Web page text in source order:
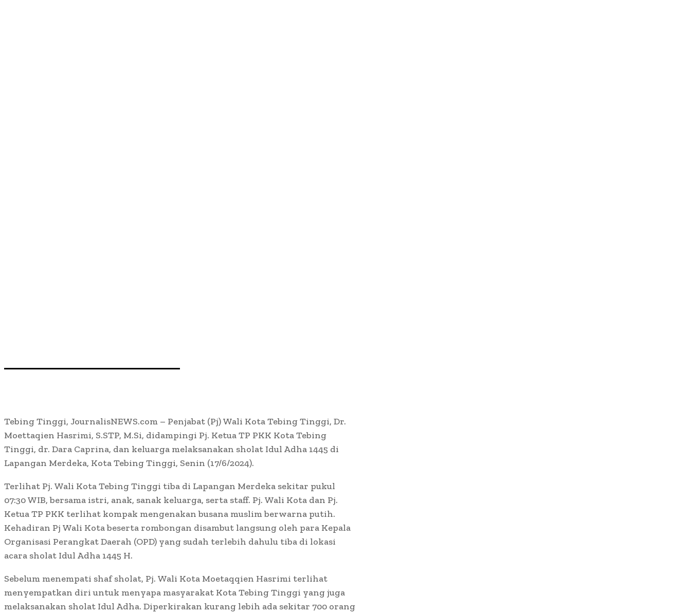
Tebing Tinggi, JournalisNEWS.com – Penjabat (Pj) Wali Kota Tebing Tinggi, Dr.
Moettaqien Hasrimi, S.STP, M.Si, didampingi Pj. Ketua TP PKK Kota Tebing
Tinggi, dr. Dara Caprina, dan keluarga melaksanakan sholat Idul Adha 1445 di
Lapangan Merdeka, Kota Tebing Tinggi, Senin (17/6/2024).
Terlihat Pj. Wali Kota Tebing Tinggi tiba di Lapangan Merdeka sekitar pukul
07:30 WIB, bersama istri, anak, sanak keluarga, serta staff. Pj. Wali Kota dan Pj.
Ketua TP PKK terlihat kompak mengenakan busana muslim berwarna putih.
Kehadiran Pj Wali Kota beserta rombongan disambut langsung oleh para Kepala
Organisasi Perangkat Daerah (OPD) yang sudah terlebih dahulu tiba di lokasi
acara sholat Idul Adha 1445 H.
Sebelum menempati shaf sholat, Pj. Wali Kota Moetaqqien Hasrimi terlihat
menyempatkan diri untuk menyapa masyarakat Kota Tebing Tinggi yang juga
melaksanakan sholat Idul Adha. Diperkirakan kurang lebih ada sekitar 700 orang